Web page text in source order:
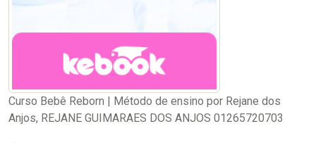
Curso Bebê Reborn | Método de ensino por Rejane dos
Anjos, REJANE GUIMARAES DOS ANJOS 01265720703